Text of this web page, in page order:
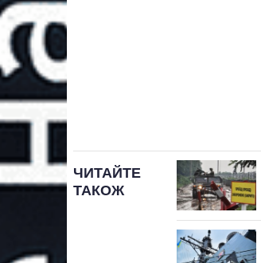
ЧИТАЙТЕ
ТАКОЖ